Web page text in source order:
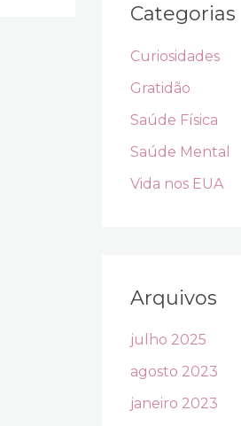
Categorias
Curiosidades
Gratidão
Saúde Física
Saúde Mental
Vida nos EUA
Arquivos
julho 2025
agosto 2023
janeiro 2023